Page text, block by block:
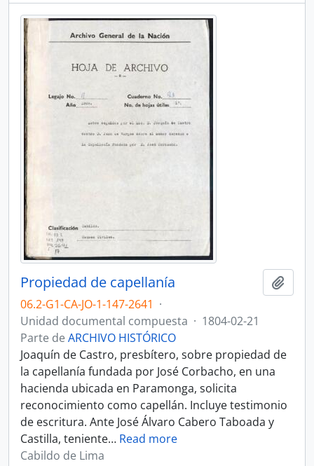
Propiedad de capellanía
06.2-G1-CA-JO-1-147-2641 ·
Unidad documental compuesta · 1804-02-21
Parte de ARCHIVO HISTÓRICO
Joaquín de Castro, presbítero, sobre propiedad de
la capellanía fundada por José Corbacho, en una
hacienda ubicada en Paramonga, solicita
reconocimiento como capellán. Incluye testimonio
de escritura. Ante José Álvaro Cabero Taboada y
Castilla, teniente… Read more
Cabildo de Lima